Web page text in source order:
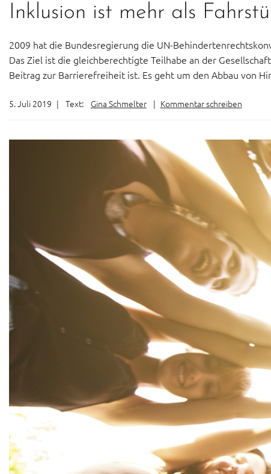
Inklusion ist mehr als
2009 hat die Bundesregierung die UN-
Das Ziel ist die gleichberechtigte Teilhabe an der
Beitrag zur Barrierefreiheit ist. Es geht um den Abbau von
5. Juli 2019 | Text: Gina Schmelter | Kommentar schreiben